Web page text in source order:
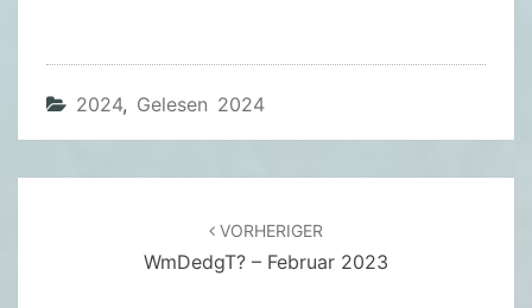
B
R
H
A
2024, Gelesen 2024
VORHERIGER
WmDedgT? – Februar 2023